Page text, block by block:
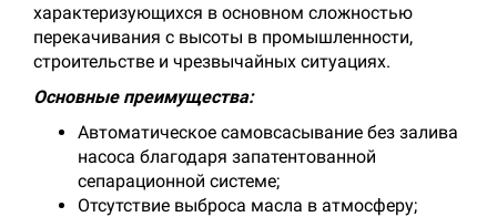
характеризующихся в основном сложностью
перекачивания с высоты в промышленности,
строительстве и чрезвычайных ситуациях.
Основные преимущества:
Автоматическое самовсасывание без залива
насоса благодаря запатентованной
сепарационной системе;
Отсутствие выброса масла в атмосферу;